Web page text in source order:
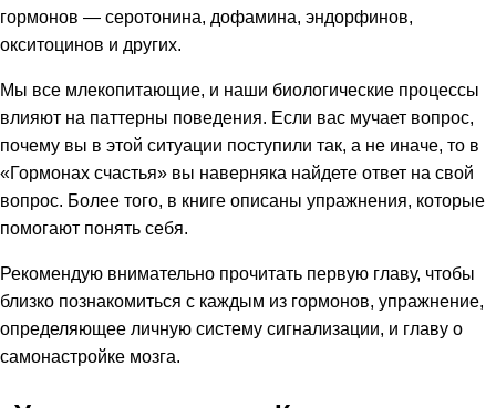
гормонов — серотонина, дофамина, эндорфинов,
окситоцинов и других.
Мы все млекопитающие, и наши биологические процессы
влияют на паттерны поведения. Если вас мучает вопрос,
почему вы в этой ситуации поступили так, а не иначе, то в
«Гормонах счастья» вы наверняка найдете ответ на свой
вопрос. Более того, в книге описаны упражнения, которые
помогают понять себя.
Рекомендую внимательно прочитать первую главу, чтобы
близко познакомиться с каждым из гормонов, упражнение,
определяющее личную систему сигнализации, и главу о
самонастройке мозга.